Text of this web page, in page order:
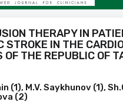
THERAPY IN
STROKE IN THE
OF THE REPUBLIC OF
(1), M.V. Saykhunov (1),
(2)